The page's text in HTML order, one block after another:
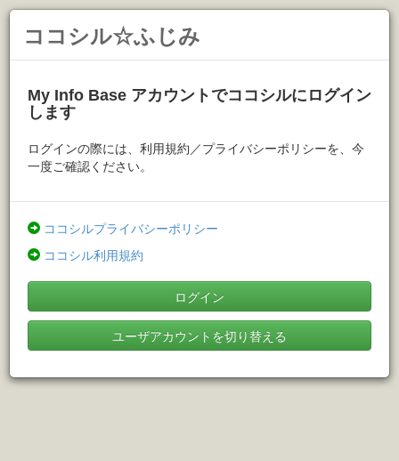
ココシル☆ふじみ
My Info Base アカウントでココシルにログイン
します
ログインの際には、利用規約／プライバシーポリシーを、今
一度ご確認ください。
ココシルプライバシーポリシー
ココシル利用規約
ログイン
ユーザアカウントを切り替える